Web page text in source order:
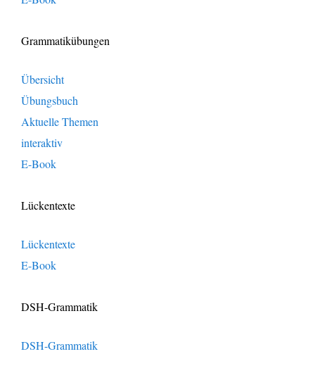
Grammatikübungen
Übersicht
Übungsbuch
Aktuelle Themen
interaktiv
E-Book
Lückentexte
Lückentexte
E-Book
DSH-Grammatik
DSH-Grammatik